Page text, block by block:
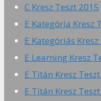
C Kresz Teszt 2015
E Kategória Kresz
E Kategóriás Kresz
E Learning Kresz
E Titán Kresz
E Titán Kresz